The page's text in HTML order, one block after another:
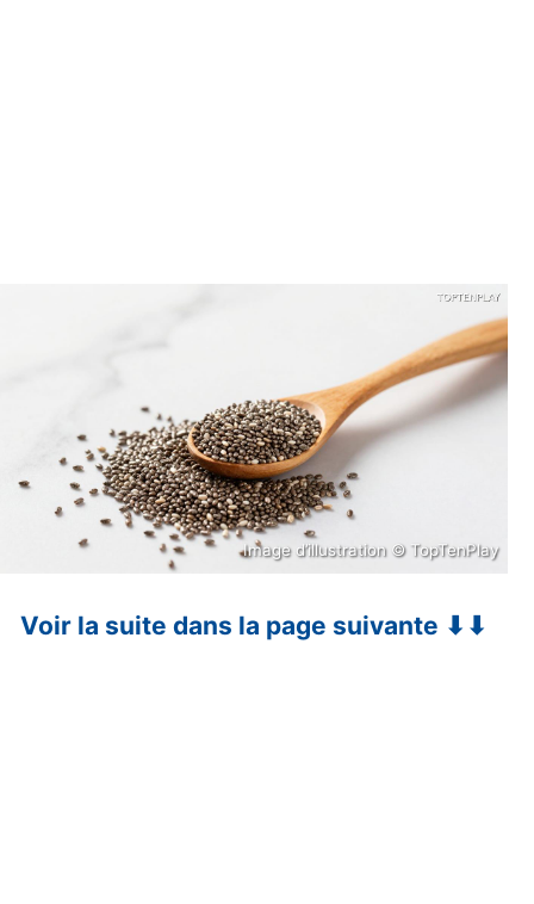
Image d’illustration © TopTenPlay
Voir la suite dans la page suivante ⬇⬇